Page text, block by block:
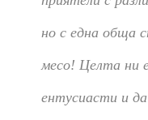
но с една обща
месо! Целта ни
ентусиасти и да